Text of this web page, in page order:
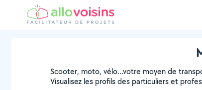
Scooter, moto, vélo...votre moyen de
Visualisez les profils des particuliers et